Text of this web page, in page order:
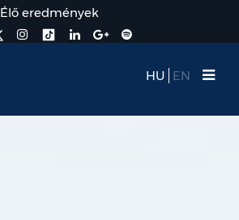
Élő eredmények
HU EN